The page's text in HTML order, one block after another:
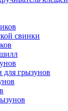
свинки
грызунов